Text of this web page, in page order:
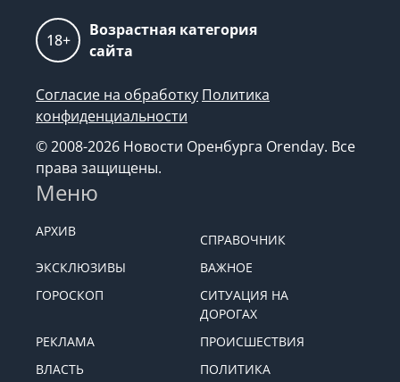
18+
Возрастная категория
сайта
Согласие на обработку Политика
конфиденциальности
© 2008-2026 Новости Оренбурга Orenday. Все
права защищены.
Меню
АРХИВ
СПРАВОЧНИК
ЭКСКЛЮЗИВЫ
ВАЖНОЕ
ГОРОСКОП
СИТУАЦИЯ НА
ДОРОГАХ
РЕКЛАМА
ПРОИСШЕСТВИЯ
ВЛАСТЬ
ПОЛИТИКА